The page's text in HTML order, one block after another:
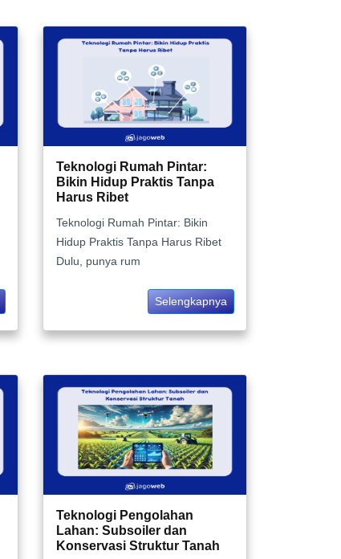
Teknologi Rumah Pintar:
Bikin Hidup Praktis Tanpa
Harus Ribet
Teknologi Rumah Pintar: Bikin
Hidup Praktis Tanpa Harus Ribet
Dulu, punya rum
Selengkapnya
Teknologi Pengolahan
Lahan: Subsoiler dan
Konservasi Struktur Tanah